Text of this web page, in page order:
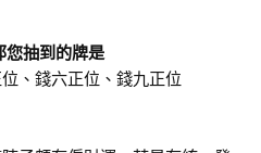
您抽到的牌是
、錢六正位、錢九正位